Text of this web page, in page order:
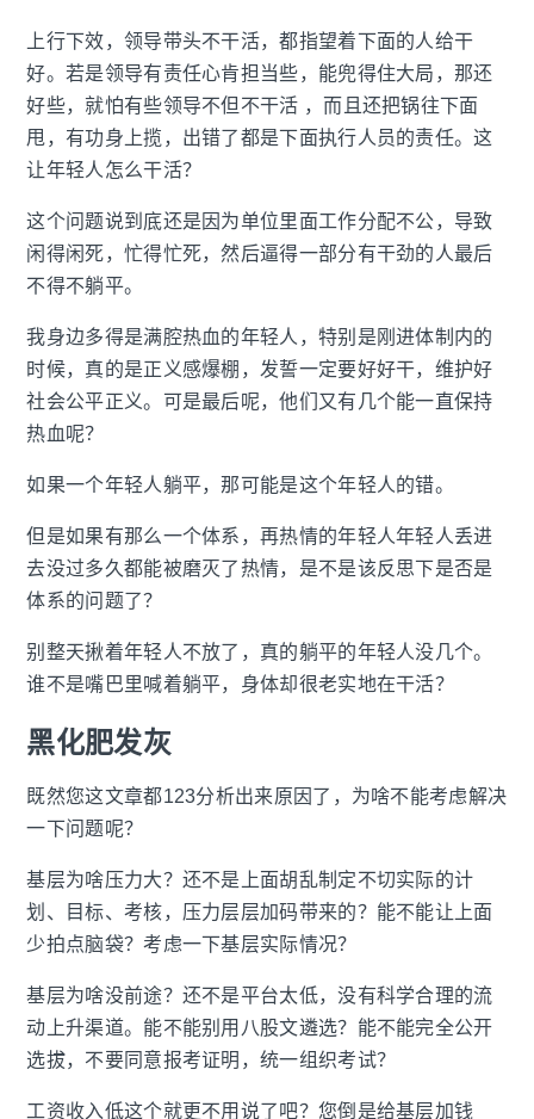
上行下效，领导带头不干活，都指望着下面的人给干
好。若是领导有责任心肯担当些，能兜得住大局，那还
好些，就怕有些领导不但不干活 ，而且还把锅往下面
甩，有功身上揽，出错了都是下面执行人员的责任。这
让年轻人怎么干活？
这个问题说到底还是因为单位里面工作分配不公，导致
闲得闲死，忙得忙死，然后逼得一部分有干劲的人最后
不得不躺平。
我身边多得是满腔热血的年轻人，特别是刚进体制内的
时候，真的是正义感爆棚，发誓一定要好好干，维护好
社会公平正义。可是最后呢，他们又有几个能一直保持
热血呢？
如果一个年轻人躺平，那可能是这个年轻人的错。
但是如果有那么一个体系，再热情的年轻人年轻人丢进
去没过多久都能被磨灭了热情，是不是该反思下是否是
体系的问题了？
别整天揪着年轻人不放了，真的躺平的年轻人没几个。
谁不是嘴巴里喊着躺平，身体却很老实地在干活？
黑化肥发灰
既然您这文章都123分析出来原因了，为啥不能考虑解决
一下问题呢？
基层为啥压力大？还不是上面胡乱制定不切实际的计
划、目标、考核，压力层层加码带来的？能不能让上面
少拍点脑袋？考虑一下基层实际情况？
基层为啥没前途？还不是平台太低，没有科学合理的流
动上升渠道。能不能别用八股文遴选？能不能完全公开
选拔，不要同意报考证明，统一组织考试？
工资收入低这个就更不用说了吧？您倒是给基层加钱